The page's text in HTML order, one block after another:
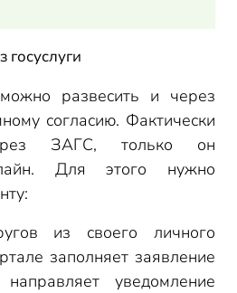
госуслуги
развесить и через
согласию. Фактически
ЗАГС, только он
Для этого нужно
из своего личного
заполняет заявление
уведомление